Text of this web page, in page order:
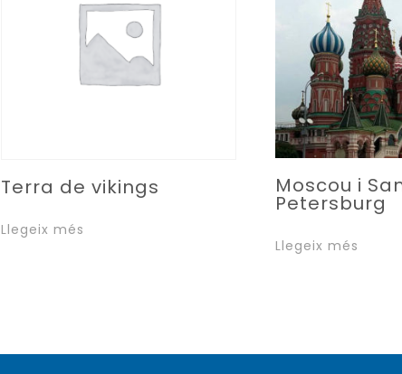
Terra de vikings
Llegeix més
Moscou i
Petersburg
Llegeix més